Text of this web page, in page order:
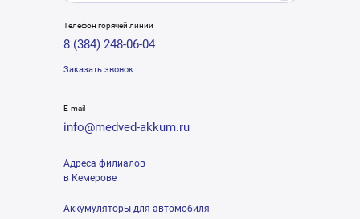
Телефон горячей линии
8 (384) 248-06-04
Заказать звонок
E-mail
info@medved-akkum.ru
Адреса филиалов
в Кемерове
Аккумуляторы для автомобиля